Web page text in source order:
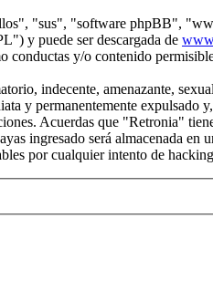
"sus", "software phpBB",
y puede ser descargada de
conductas y/o contenido
indecente, amenazante,
y permanentemente
Acuerdas que "Retronia"
ingresado será almacenada
por cualquier intento de